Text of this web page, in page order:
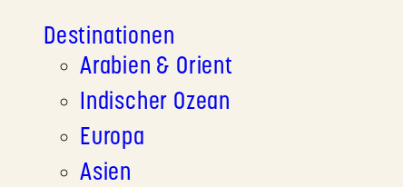
Destinationen
Arabien & Orient
Indischer Ozean
Europa
Asien